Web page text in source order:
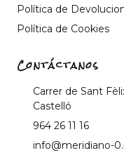
Política de
Política de Cookies
Contáctanos
Carrer de Sant
Castelló
964 26 11 16
info@meridiano-